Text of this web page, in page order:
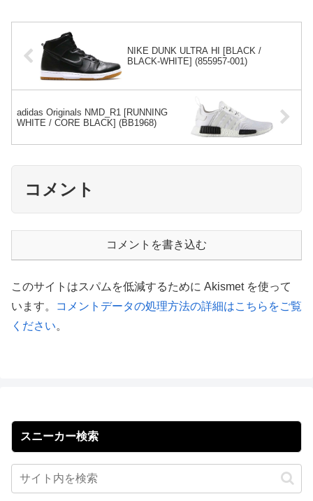
NIKE DUNK ULTRA HI [BLACK /
BLACK-WHITE] (855957-001)
adidas Originals NMD_R1 [RUNNING
WHITE / CORE BLACK] (BB1968)
コメント
コメントを書き込む
このサイトはスパムを低減するために Akismet を使って
います。
コメントデータの処理方法の詳細はこちらをご覧
ください。
スニーカー検索